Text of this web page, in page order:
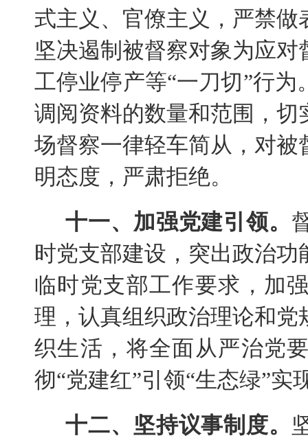
式主义、官僚主义，严禁
坚决遏制被督察对象为应
工停业停产等“一刀切”行
调阅资料的数量和范围，
场督察一律轻车简从，对
明态度，严肃拒绝。
十一、加强党建引领。
时党支部建设，突出政治
临时党支部工作要求，加
理，认真组织政治理论和
织生活，将全面从严治党
彻“党建红”引领“生态绿”实
十二、坚持议事制度。